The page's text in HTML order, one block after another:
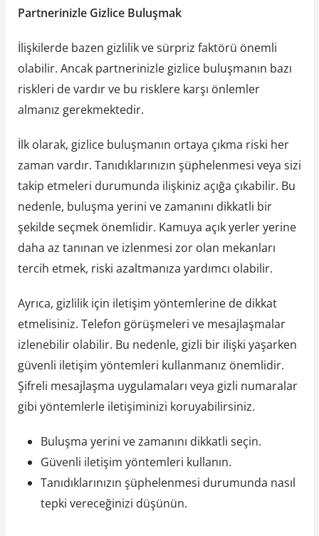
Partnerinizle Gizlice Buluşmak
İlişkilerde bazen gizlilik ve sürpriz faktörü önemli
olabilir. Ancak partnerinizle gizlice buluşmanın bazı
riskleri de vardır ve bu risklere karşı önlemler
almanız gerekmektedir.
İlk olarak, gizlice buluşmanın ortaya çıkma riski her
zaman vardır. Tanıdıklarınızın şüphelenmesi veya sizi
takip etmeleri durumunda ilişkiniz açığa çıkabilir. Bu
nedenle, buluşma yerini ve zamanını dikkatli bir
şekilde seçmek önemlidir. Kamuya açık yerler yerine
daha az tanınan ve izlenmesi zor olan mekanları
tercih etmek, riski azaltmanıza yardımcı olabilir.
Ayrıca, gizlilik için iletişim yöntemlerine de dikkat
etmelisiniz. Telefon görüşmeleri ve mesajlaşmalar
izlenebilir olabilir. Bu nedenle, gizli bir ilişki yaşarken
güvenli iletişim yöntemleri kullanmanız önemlidir.
Şifreli mesajlaşma uygulamaları veya gizli numaralar
gibi yöntemlerle iletişiminizi koruyabilirsiniz.
Buluşma yerini ve zamanını dikkatli seçin.
Güvenli iletişim yöntemleri kullanın.
Tanıdıklarınızın şüphelenmesi durumunda nasıl
tepki vereceğinizi düşünün.